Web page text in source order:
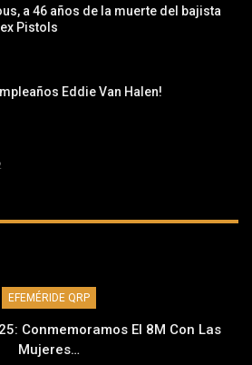
a 46 años de la muerte del bajista
Pistols
Eddie Van Halen!
EFEMÉRIDE QRP
Conmemoramos El 8M Con Las
Mujeres…